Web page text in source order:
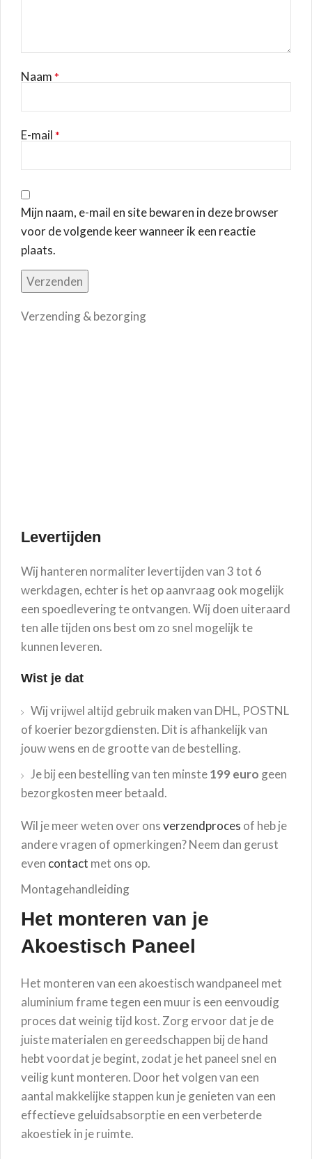
Naam *
E-mail *
Mijn naam, e-mail en site bewaren in deze browser
voor de volgende keer wanneer ik een reactie
plaats.
Verzending & bezorging
Levertijden
Wij hanteren normaliter levertijden van 3 tot 6
werkdagen, echter is het op aanvraag ook mogelijk
een spoedlevering te ontvangen. Wij doen uiteraard
ten alle tijden ons best om zo snel mogelijk te
kunnen leveren.
Wist je dat
Wij vrijwel altijd gebruik maken van DHL, POSTNL
of koerier bezorgdiensten. Dit is afhankelijk van
jouw wens en de grootte van de bestelling.
Je bij een bestelling van ten minste199 euro geen
bezorgkosten meer betaald.
Wil je meer weten over onsverzendproces of heb je
andere vragen of opmerkingen? Neem dan gerust
even contact met ons op.
Montagehandleiding
Het monteren van je
Akoestisch Paneel
Het monteren van een akoestisch wandpaneel met
aluminium frame tegen een muur is een eenvoudig
proces dat weinig tijd kost. Zorg ervoor dat je de
juiste materialen en gereedschappen bij de hand
hebt voordat je begint, zodat je het paneel snel en
veilig kunt monteren. Door het volgen van een
aantal makkelijke stappen kun je genieten van een
effectieve geluidsabsorptie en een verbeterde
akoestiek in je ruimte.